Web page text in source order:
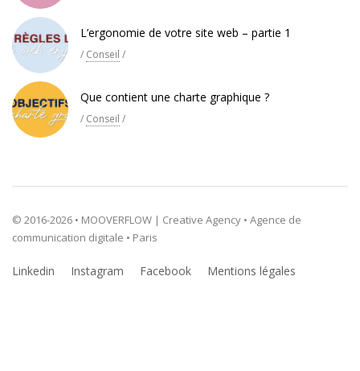
L’ergonomie de votre site web – partie 1
/ Conseil /
Que contient une charte graphique ?
/ Conseil /
© 2016-2026 • MOOVERFLOW | Creative Agency • Agence de
communication digitale • Paris
Linkedin Instagram Facebook Mentions légales